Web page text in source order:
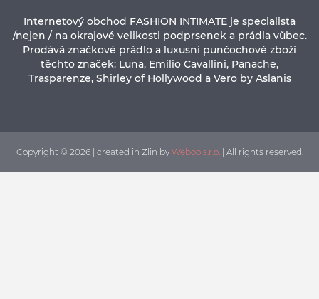
Internetový obchod FASHION INTIMATE je specialista
/nejen / na okrajové velikosti podprsenek a prádla vůbec.
Prodává značkové prádlo a luxusní punčochové zboží
těchto značek: Luna, Emilio Cavallini, Panache,
Trasparenze, Shirley of Hollywood a Vero by Aslanis
Copyright © 2026 | created in Zlin by Weboo s.r.o. | All rights reserved.